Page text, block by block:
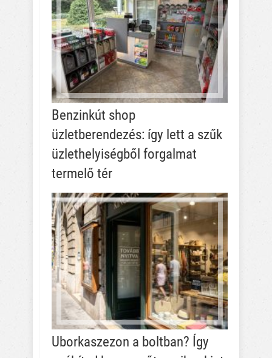
Benzinkút shop
üzletberendezés: így lett a szűk
üzlethelyiségből forgalmat
termelő tér
Uborkaszezon a boltban? Így